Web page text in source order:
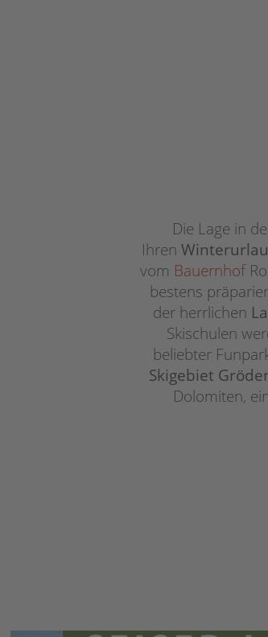
Die Lage in
Ihren
vom Bauernhof
bestens
der herrlichen
Skischulen
beliebter
Skigebiet
Dolomiten,